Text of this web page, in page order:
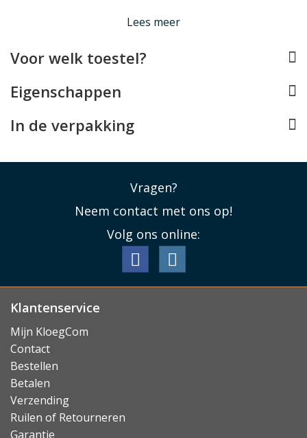
Lees minder
Lees meer
Voor welk toestel?
Eigenschappen
In de verpakking
Vragen?
Neem contact met ons op!
Volg ons online:
Klantenservice
Mijn KloegCom
Contact
Bestellen
Betalen
Verzending
Ruilen of Retourneren
Garantie